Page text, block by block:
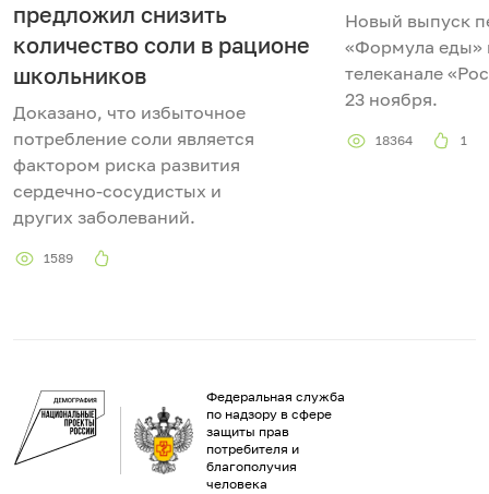
предложил снизить
количество соли в рационе
школьников
Доказано, что избыточное
потребление соли является
фактором риска развития
сердечно-сосудистых и
других заболеваний.
1589
Новый выпуск
«Формула еды»
телеканале
23 ноября.
18364 1
Федеральная служба
по надзору в сфере
защиты прав
потребителя и
благополучия
человека